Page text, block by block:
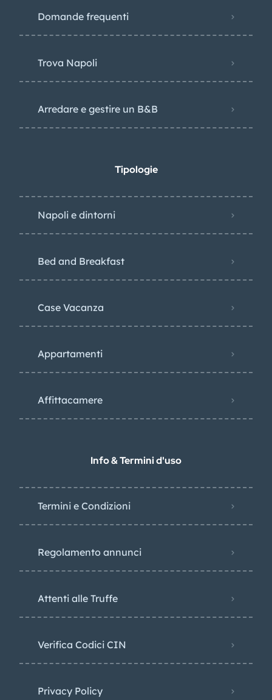
Domande frequenti
Trova Napoli
Arredare e gestire un B&B
Tipologie
Napoli e dintorni
Bed and Breakfast
Case Vacanza
Appartamenti
Affittacamere
Info & Termini d'uso
Termini e Condizioni
Regolamento annunci
Attenti alle Truffe
Verifica Codici CIN
Privacy Policy​